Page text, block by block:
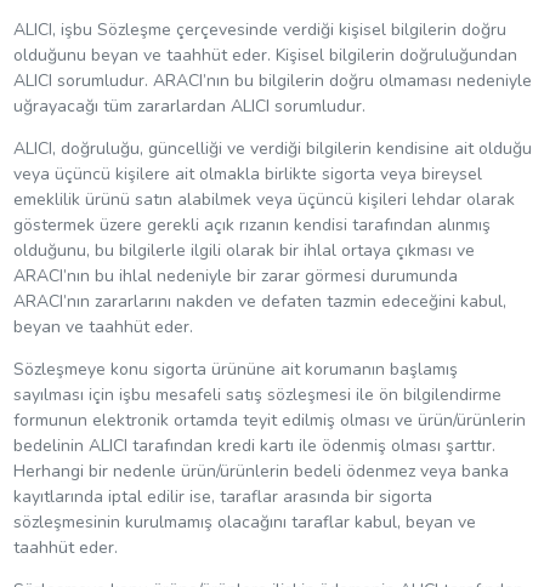
ALICI, işbu Sözleşme çerçevesinde verdiği kişisel bilgilerin doğru
olduğunu beyan ve taahhüt eder. Kişisel bilgilerin doğruluğundan
ALICI sorumludur. ARACI’nın bu bilgilerin doğru olmaması nedeniyle
uğrayacağı tüm zararlardan ALICI sorumludur.
ALICI, doğruluğu, güncelliği ve verdiği bilgilerin kendisine ait olduğu
veya üçüncü kişilere ait olmakla birlikte sigorta veya bireysel
emeklilik ürünü satın alabilmek veya üçüncü kişileri lehdar olarak
göstermek üzere gerekli açık rızanın kendisi tarafından alınmış
olduğunu, bu bilgilerle ilgili olarak bir ihlal ortaya çıkması ve
ARACI’nın bu ihlal nedeniyle bir zarar görmesi durumunda
ARACI’nın zararlarını nakden ve defaten tazmin edeceğini kabul,
beyan ve taahhüt eder.
Sözleşmeye konu sigorta ürününe ait korumanın başlamış
sayılması için işbu mesafeli satış sözleşmesi ile ön bilgilendirme
formunun elektronik ortamda teyit edilmiş olması ve ürün/ürünlerin
bedelinin ALICI tarafından kredi kartı ile ödenmiş olması şarttır.
Herhangi bir nedenle ürün/ürünlerin bedeli ödenmez veya banka
kayıtlarında iptal edilir ise, taraflar arasında bir sigorta
sözleşmesinin kurulmamış olacağını taraflar kabul, beyan ve
taahhüt eder.